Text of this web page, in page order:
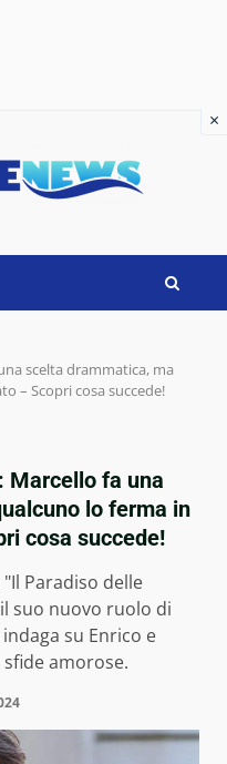
×
scelta drammatica, ma
– Scopri cosa succede!
Marcello fa una
lo ferma in
cosa succede!
Paradiso delle
suo nuovo ruolo di
su Enrico e
amorose.
×